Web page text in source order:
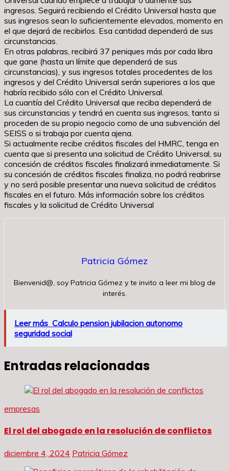
ingresos. Seguirá recibiendo el Crédito Universal hasta que
sus ingresos sean lo suficientemente elevados, momento en
el que dejará de recibirlos. Esa cantidad dependerá de sus
circunstancias.
En otras palabras, recibirá 37 peniques más por cada libra
que gane (hasta un límite que dependerá de sus
circunstancias), y sus ingresos totales procedentes de los
ingresos y del Crédito Universal serán superiores a los que
habría recibido sólo con el Crédito Universal.
La cuantía del Crédito Universal que reciba dependerá de
sus circunstancias y tendrá en cuenta sus ingresos, tanto si
proceden de su propio negocio como de una subvención del
SEISS o si trabaja por cuenta ajena.
Si actualmente recibe créditos fiscales del HMRC, tenga en
cuenta que si presenta una solicitud de Crédito Universal, su
concesión de créditos fiscales finalizará inmediatamente. Si
su concesión de créditos fiscales finaliza, no podrá reabrirse
y no será posible presentar una nueva solicitud de créditos
fiscales en el futuro. Más información sobre los créditos
fiscales y la solicitud de Crédito Universal
Patricia Gómez
Bienvenid@, soy Patricia Gómez y te invito a leer mi blog de
interés.
Leer más Calculo pension jubilacion autonomo
seguridad social
Entradas relacionadas
empresas
El rol del abogado en la resolución de conflictos
diciembre 4, 2024 Patricia Gómez